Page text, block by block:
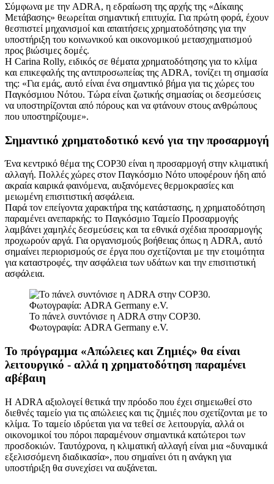
Σύμφωνα με την ADRA, η εδραίωση της αρχής της «Δίκαιης
Μετάβασης» θεωρείται σημαντική επιτυχία. Για πρώτη φορά, έχουν
θεσπιστεί μηχανισμοί και απαιτήσεις χρηματοδότησης για την
υποστήριξη του κοινωνικού και οικονομικού μετασχηματισμού
προς βιώσιμες δομές.
Η Carina Rolly, ειδικός σε θέματα χρηματοδότησης για το κλίμα
και επικεφαλής της αντιπροσωπείας της ADRA, τονίζει τη σημασία
της: «Για εμάς, αυτό είναι ένα σημαντικό βήμα για τις χώρες του
Παγκόσμιου Νότου. Τώρα είναι ζωτικής σημασίας οι δεσμεύσεις
να υποστηρίζονται από πόρους και να φτάνουν στους ανθρώπους
που υποστηρίζουμε».
Σημαντικό χρηματοδοτικό κενό για την προσαρμογή
Ένα κεντρικό θέμα της COP30 είναι η προσαρμογή στην κλιματική
αλλαγή. Πολλές χώρες στον Παγκόσμιο Νότο υποφέρουν ήδη από
ακραία καιρικά φαινόμενα, αυξανόμενες θερμοκρασίες και
μειωμένη επισιτιστική ασφάλεια.
Παρά τον επείγοντα χαρακτήρα της κατάστασης, η χρηματοδότηση
παραμένει ανεπαρκής: το Παγκόσμιο Ταμείο Προσαρμογής
λαμβάνει χαμηλές δεσμεύσεις και τα εθνικά σχέδια προσαρμογής
προχωρούν αργά. Για οργανισμούς βοήθειας όπως η ADRA, αυτό
σημαίνει περιορισμούς σε έργα που σχετίζονται με την ετοιμότητα
για καταστροφές, την ασφάλεια των υδάτων και την επισιτιστική
ασφάλεια.
Το πάνελ συντόνισε η ADRA στην COP30.
Φωτογραφία: ADRA Germany e.V.
Το πρόγραμμα «Απώλειες και Ζημιές» θα είναι
λειτουργικό - αλλά η χρηματοδότηση παραμένει
αβέβαιη
Η ADRA αξιολογεί θετικά την πρόοδο που έχει σημειωθεί στο
διεθνές ταμείο για τις απώλειες και τις ζημιές που σχετίζονται με το
κλίμα. Το ταμείο ιδρύεται για να τεθεί σε λειτουργία, αλλά οι
οικονομικοί του πόροι παραμένουν σημαντικά κατώτεροι των
προσδοκιών. Ταυτόχρονα, η κλιματική αλλαγή είναι μια «δυναμικά
εξελισσόμενη διαδικασία», που σημαίνει ότι η ανάγκη για
υποστήριξη θα συνεχίσει να αυξάνεται.